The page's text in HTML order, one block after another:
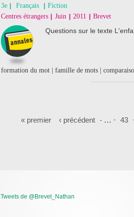
3e Français
Fiction
Centres étrangers Juin 2011 Brevet
Questions sur le texte
formation du mot | famille de mots |
Pages« premier ‹ précédent … 43
Tweets de @Brevet_Nathan